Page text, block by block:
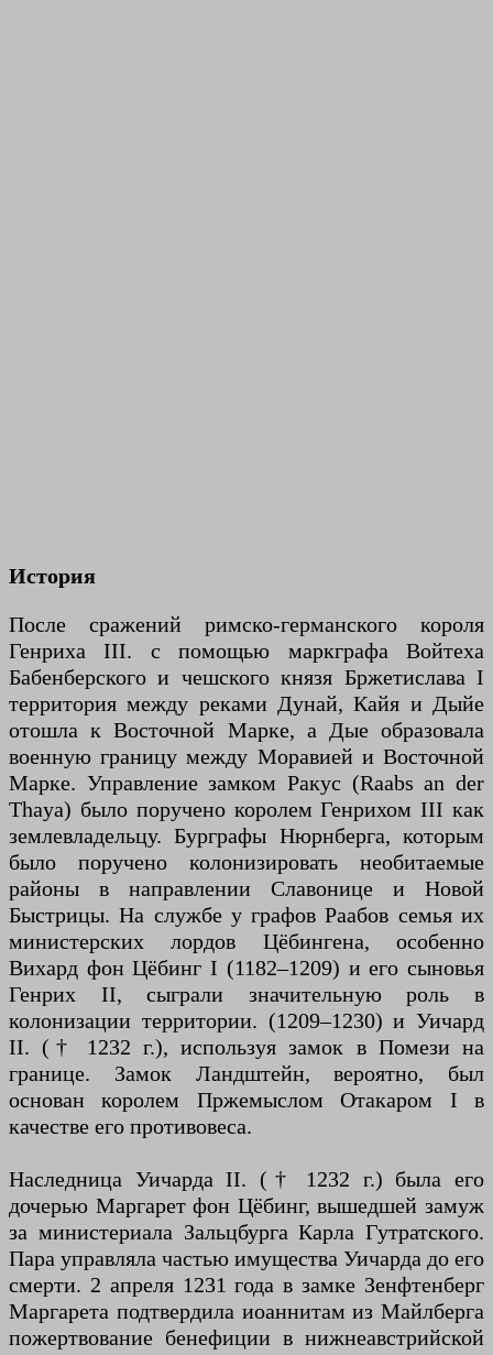
История
После сражений римско-германского короля
Генриха III. с помощью маркграфа Войтеха
Бабенберского и чешского князя Бржетислава I
территория между реками Дунай, Кайя и Дыйе
отошла к Восточной Марке, а Дые образовала
военную границу между Моравией и Восточной
Марке. Управление замком Ракус (Raabs an der
Thaya) было поручено королем Генрихом III как
землевладельцу. Бурграфы Нюрнберга, которым
было поручено колонизировать необитаемые
районы в направлении Славонице и Новой
Быстрицы. На службе у графов Раабов семья их
министерских лордов Цёбингена, особенно
Вихард фон Цёбинг I (1182–1209) и его сыновья
Генрих II, сыграли значительную роль в
колонизации территории. (1209–1230) и Уичард
II. († 1232 г.), используя замок в Помези на
границе. Замок Ландштейн, вероятно, был
основан королем Пржемыслом Отакаром I в
качестве его противовеса.
Наследница Уичарда II. († 1232 г.) была его
дочерью Маргарет фон Цёбинг, вышедшей замуж
за министериала Зальцбурга Карла Гутратского.
Пара управляла частью имущества Уичарда до его
смерти. 2 апреля 1231 года в замке Зенфтенберг
Маргарета подтвердила иоаннитам из Майлберга
пожертвование бенефиции в нижнеавстрийской